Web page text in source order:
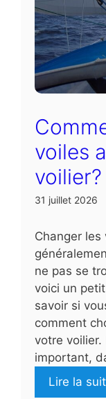
voiles
voilier?
31 juillet 2026
Changer les
ne pas se
voici un
savoir si
comment
votre voilier.
important,
Lire la